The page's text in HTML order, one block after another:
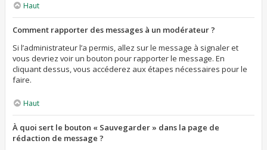
Haut
Comment rapporter des messages à un modérateur ?
Si l’administrateur l’a permis, allez sur le message à signaler et
vous devriez voir un bouton pour rapporter le message. En
cliquant dessus, vous accéderez aux étapes nécessaires pour le
faire.
Haut
À quoi sert le bouton « Sauvegarder » dans la page de
rédaction de message ?